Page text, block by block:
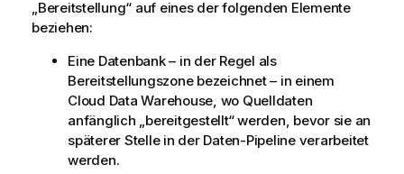
„Bereitstellung“ auf eines der folgenden Elemente
beziehen:
Eine Datenbank – in der Regel als
Bereitstellungszone bezeichnet – in einem
Cloud Data Warehouse, wo Quelldaten
anfänglich „bereitgestellt“ werden, bevor sie an
späterer Stelle in der Daten-Pipeline verarbeitet
werden.